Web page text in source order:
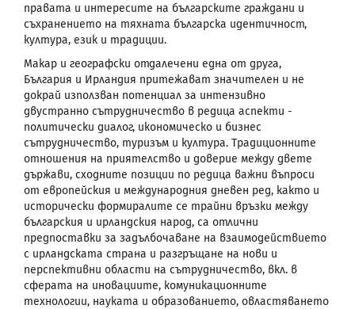
правата и интересите на българските граждани и
съхранението на тяхната българска идентичност,
култура, език и традиции.
Макар и географски отдалечени една от друга,
България и Ирландия притежават значителен и не
докрай използван потенциал за интензивно
двустранно сътрудничество в редица аспекти -
политически диалог, икономическо и бизнес
сътрудничество, туризъм и култура. Традиционните
отношения на приятелство и доверие между двете
държави, сходните позиции по редица важни въпроси
от европейския и международния дневен ред, както и
исторически формиралите се трайни връзки между
българския и ирландския народ, са отлични
предпоставки за задълбочаване на взаимодействието
с ирландската страна и разгръщане на нови и
перспективни области на сътрудничество, вкл. в
сферата на иновациите, комуникационните
технологии, науката и образованието, овластяването